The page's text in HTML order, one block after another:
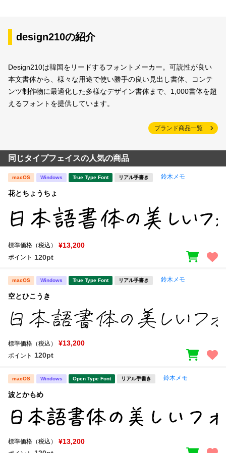
design210の紹介
Design210は韓国をリードするフォントメーカー。可読性が良い
本文書体から、様々な用途で使い勝手の良い見出し書体、コンテ
ンツ制作物に最適化した多様なデザイン書体まで、1,000書体を超
えるフォントを提供しています。
ブランド商品一覧
同じタイプフェイスの人気の商品
macOS Windows True Type Font リアル手書き 鈴木メモ
花とちょうちょ
標準価格（税込） ¥13,200
ポイント 120pt
macOS Windows True Type Font リアル手書き 鈴木メモ
空とひこうき
標準価格（税込） ¥13,200
ポイント 120pt
macOS Windows Open Type Font リアル手書き 鈴木メモ
波とかもめ
標準価格（税込） ¥13,200